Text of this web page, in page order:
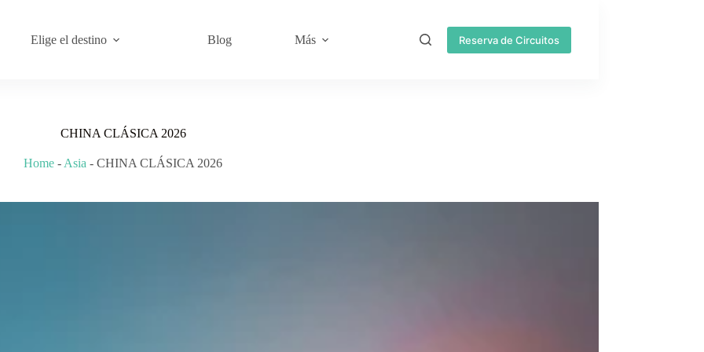
Elige el destino Blog Más Reserva de Circuitos
CHINA CLÁSICA 2026
Home - Asia -CHINA CLÁSICA 2026